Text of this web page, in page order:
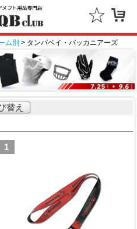
ム別 > タンパベイ・バッカニアーズ
替え
1